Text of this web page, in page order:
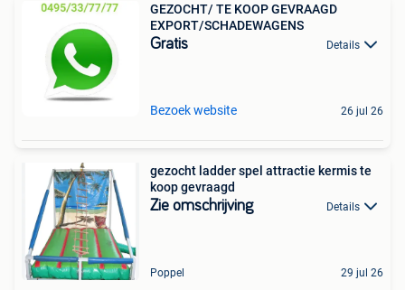
GEZOCHT/ TE KOOP GEVRAAGD
EXPORT/SCHADEWAGENS
Gratis Details
Bezoek website 26 jul 26
gezocht ladder spel attractie kermis te
koop gevraagd
Zie omschrijving Details
Poppel 29 jul 26